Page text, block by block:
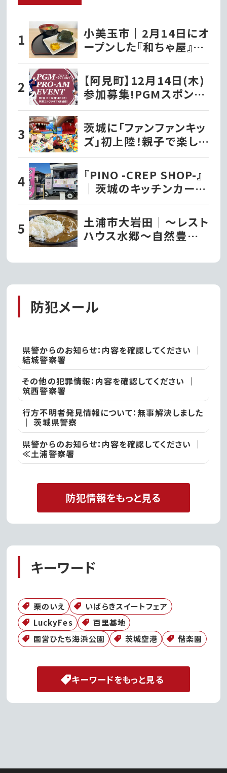
小美玉市｜2月14日にオ
ープンした『和ちゃ屋』で
おにぎり味噌汁セットを
いただきました!!
【阿見町】12月14日(木)
参加募集!PGMスポンサ
ーシップ契約プロが出演
する『PGMプロアマイベ
ント2023』を開催!!
茨城に「ファンファンキッ
ズ」初上陸！親子で楽しむ
新感覚室内遊園地｜水
戸市
『PINO -CREP SHOP-』
｜茨城のキッチンカー巡
り
土浦市大岩田｜〜レスト
ハウス水郷〜自然豊か
べる「常陸牛すじカレー」
防犯メール
県警からのお知らせ：内容を確認してください ｜
結城警察署
その他の犯罪情報：内容を確認してください ｜
筑西警察署
行方不明者発見情報について：無事解決しました
｜ 茨城県警察
県警からのお知らせ：内容を確認してください ｜
≪土浦警察署
防犯情報をもっと見る
キーワード
栗のいえ
いばらきスイートフェア
LuckyFes
百里基地
国営ひたち海浜公園
茨城空港 偕楽園
キーワードをもっと見る